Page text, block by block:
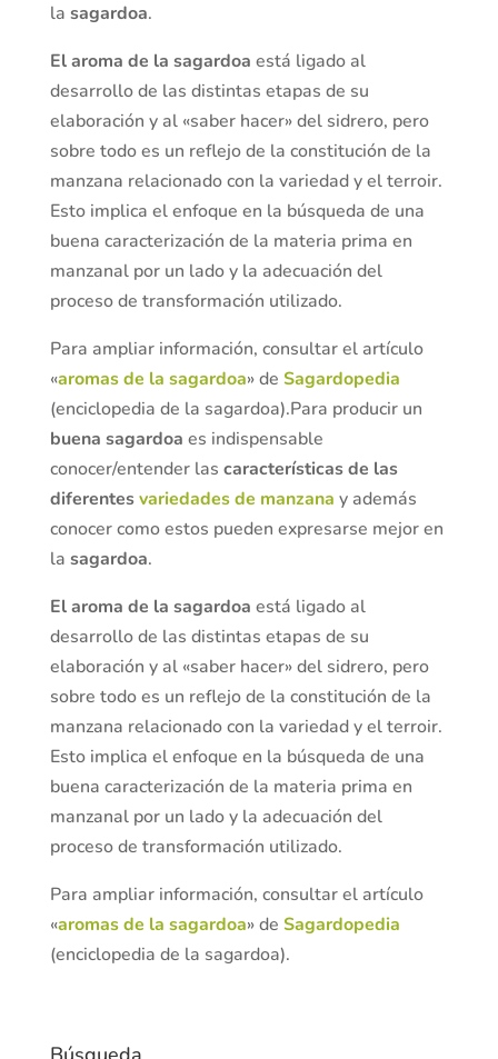
la sagardoa.
El aroma de la sagardoa está ligado al
desarrollo de las distintas etapas de su
elaboración y al «saber hacer» del sidrero, pero
sobre todo es un reflejo de la constitución de la
manzana relacionado con la variedad y el terroir.
Esto implica el enfoque en la búsqueda de una
buena caracterización de la materia prima en
manzanal por un lado y la adecuación del
proceso de transformación utilizado.
Para ampliar información, consultar el artículo
«aromas de la sagardoa» de Sagardopedia
(enciclopedia de la sagardoa).Para producir un
buena sagardoa es indispensable
conocer/entender las características de las
diferentesvariedades de manzana y además
conocer como estos pueden expresarse mejor en
la sagardoa.
El aroma de la sagardoa está ligado al
desarrollo de las distintas etapas de su
elaboración y al «saber hacer» del sidrero, pero
sobre todo es un reflejo de la constitución de la
manzana relacionado con la variedad y el terroir.
Esto implica el enfoque en la búsqueda de una
buena caracterización de la materia prima en
manzanal por un lado y la adecuación del
proceso de transformación utilizado.
Para ampliar información, consultar el artículo
«aromas de la sagardoa» de Sagardopedia
(enciclopedia de la sagardoa).